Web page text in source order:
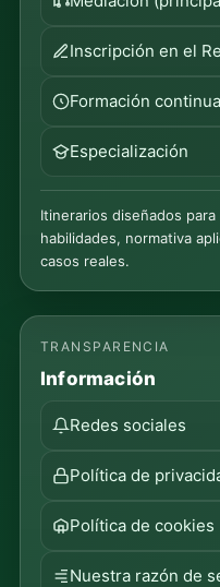
Inscripción en el
Formación continua
Especialización
Itinerarios diseñados
habilidades, normativa
casos reales.
TRANSPARENCIA
Información
Redes sociales
Política de
Política de cookies
Nuestra razón de